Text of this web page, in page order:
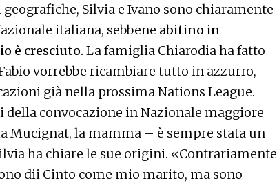
Silvia e Ivano sono chiaramente
italiana, sebbene abitino in
è cresciuto. La famiglia Chiarodia ha fatto
vorrebbe ricambiare tutto in azzurro,
già nella prossima Nations League.
convocazione in Nazionale maggiore
Mucignat, la mamma – è sempre stata un
ha chiare le sue origini. «Contrariamente
dii Cinto come mio marito, ma sono